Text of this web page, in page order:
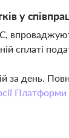
у
сплаті
за день.